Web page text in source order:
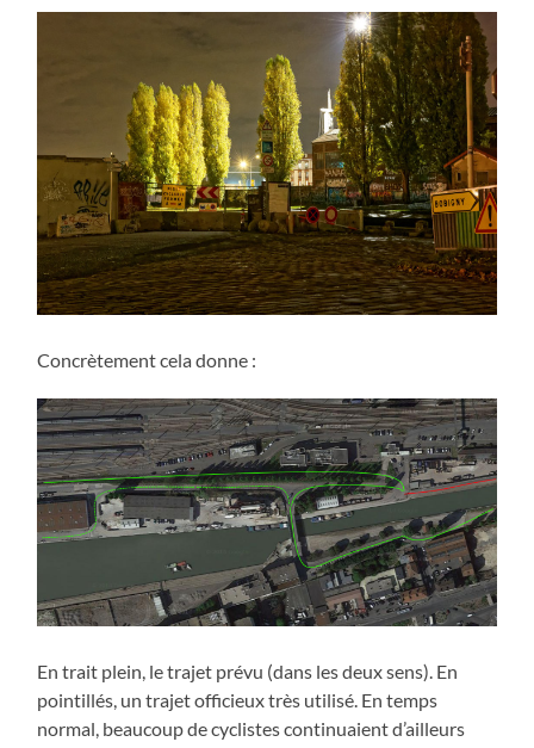
Concrètement cela donne :
En trait plein, le trajet prévu (dans les deux sens). En
pointillés, un trajet officieux très utilisé. En temps
normal, beaucoup de cyclistes continuaient d’ailleurs